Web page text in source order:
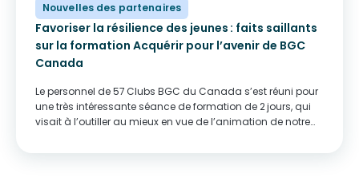
Nouvelles des partenaires
Favoriser la résilience des jeunes : faits saillants
sur la formation Acquérir pour l’avenir de BGC
Canada
Le personnel de 57 Clubs BGC du Canada s’est réuni pour
une très intéressante séance de formation de 2 jours, qui
visait à l’outiller au mieux en vue de l’animation de notre